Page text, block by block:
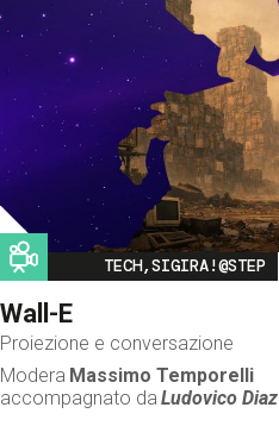
Image
TECH,SIGIRA!@STEP
Wall-E
Proiezione e conversazione
Modera Massimo Temporelli
accompagnato da Ludovico Diaz